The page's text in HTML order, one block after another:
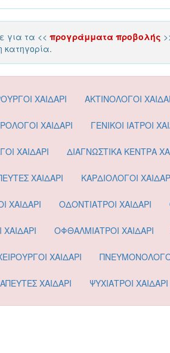
για τα << προγράμματα προβολής
κατηγορία.
ΧΑΙΔΑΡΙ ΑΚΤΙΝΟΛΟΓΟΙ
ΧΑΙΔΑΡΙ ΓΕΝΙΚΟΙ ΙΑΤΡΟΙ
ΧΑΙΔΑΡΙ ΔΙΑΓΝΩΣΤΙΚΑ ΚΕΝΤΡΑ
ΧΑΙΔΑΡΙ ΚΑΡΔΙΟΛΟΓΟΙ
ΧΑΙΔΑΡΙ ΟΔΟΝΤΙΑΤΡΟΙ ΧΑΙΔΑΡΙ
ΟΦΘΑΛΜΙΑΤΡΟΙ ΧΑΙΔΑΡΙ
ΧΑΙΔΑΡΙ
ΧΑΙΔΑΡΙ ΨΥΧΙΑΤΡΟΙ ΧΑΙΔΑΡΙ